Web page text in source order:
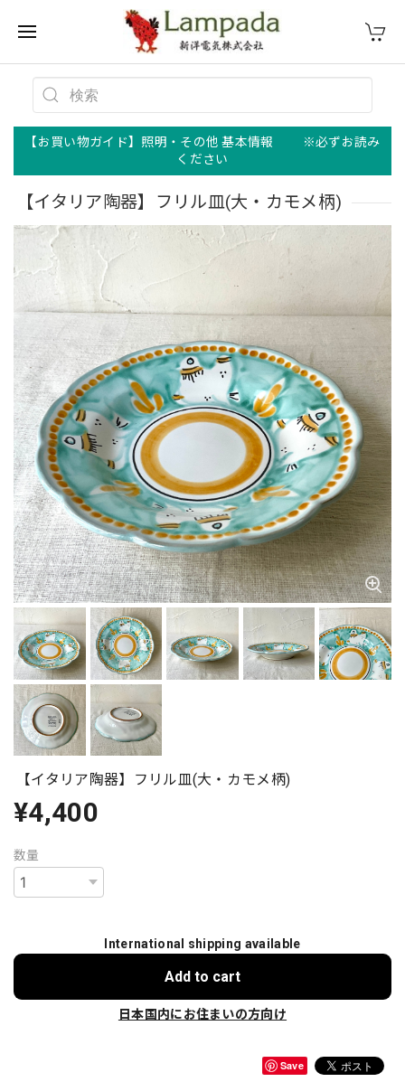
【お買い物ガイド】照明・その他 基本情報 ※必ずお読み
ください
【イタリア陶器】フリル皿(大・カモメ柄)
【イタリア陶器】フリル皿(大・カモメ柄)
¥4,400
数量
International shipping available
Add to cart
日本国内にお住まいの方向け
Save